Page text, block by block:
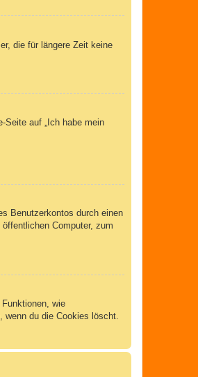
die für längere Zeit keine
auf „Ich habe mein
Benutzerkontos durch einen
Computer, zum
wie
wenn du die Cookies löscht.